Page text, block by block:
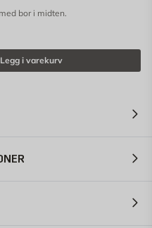
bor i midten.
Legg i varekurv